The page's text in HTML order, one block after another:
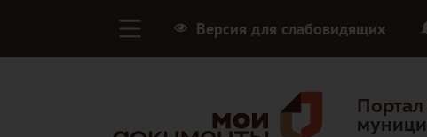
Версия для слабовидящих